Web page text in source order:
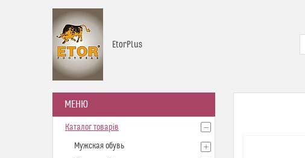
EtorPlus
Каталог товарів
Мужская обувь